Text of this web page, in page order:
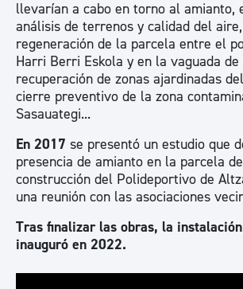
llevarían a cabo en torno al amianto,
análisis de terrenos y calidad del
regeneración de la parcela entre el
Harri Berri Eskola y en la vaguada de
recuperación de zonas ajardinadas
cierre preventivo de la zona
Sasauategi...
En 2017 se presentó un estudio que
presencia de amianto en la parcela
construcción del Polideportivo de
una reunión con las asociaciones
Tras finalizar las obras, la
inauguró en 2022.